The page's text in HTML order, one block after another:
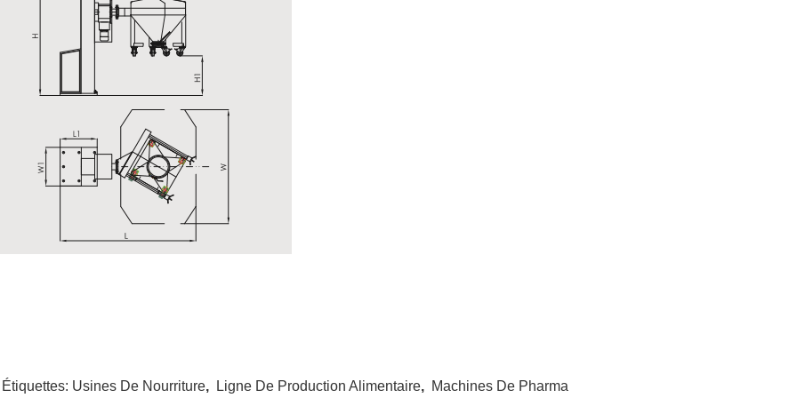
Usines De Nourriture, Ligne De Production Alimentaire, Machines De Pharma